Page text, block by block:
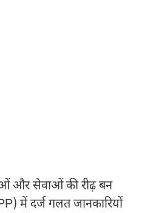
और सेवाओं की रीढ़ बन
में दर्ज गलत जानकारियों